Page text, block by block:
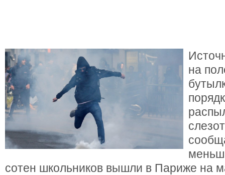
на
сотен школьников вышли в Париже на